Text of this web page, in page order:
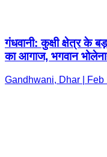
गंधवानी: कुक्षी क्षेत्र के
का आगाज, भगवान
Gandhwani, Dhar | Feb